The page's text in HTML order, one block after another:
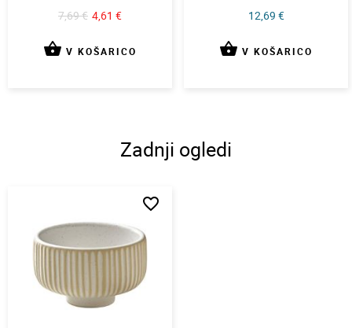
7,69 € 4,61 €
shopping_basket V KOŠARICO
12,69 €
shopping_basket V KOŠARICO
Zadnji ogledi
favorite_border